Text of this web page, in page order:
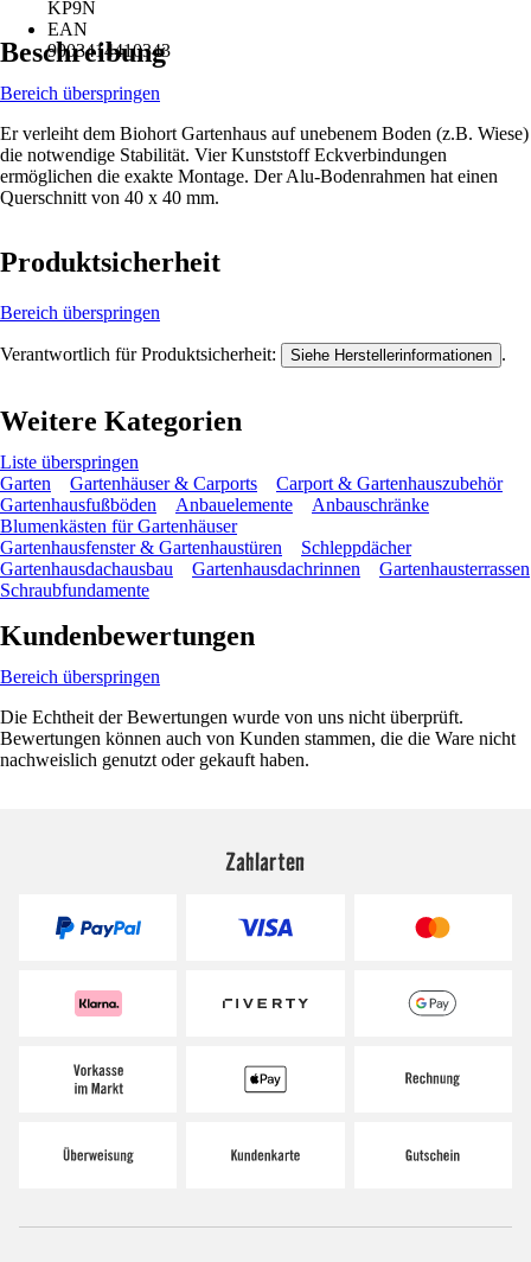
KP9N
EAN
9003414410343
Beschreibung
Bereich überspringen
Er verleiht dem Biohort Gartenhaus auf unebenem Boden (z.B. Wiese)
die notwendige Stabilität. Vier Kunststoff Eckverbindungen
ermöglichen die exakte Montage. Der Alu-Bodenrahmen hat einen
Querschnitt von 40 x 40 mm.
Produktsicherheit
Bereich überspringen
Verantwortlich für Produktsicherheit: Siehe Herstellerinformationen .
Weitere Kategorien
Liste überspringen
Garten
Gartenhäuser & Carports
Carport & Gartenhauszubehör
Gartenhausfußböden
Anbauelemente
Anbauschränke
Blumenkästen für Gartenhäuser
Gartenhausfenster & Gartenhaustüren
Schleppdächer
Gartenhausdachausbau
Gartenhausdachrinnen
Gartenhausterrassen
Schraubfundamente
Kundenbewertungen
Bereich überspringen
Die Echtheit der Bewertungen wurde von uns nicht überprüft.
Bewertungen können auch von Kunden stammen, die die Ware nicht
nachweislich genutzt oder gekauft haben.
Zahlarten